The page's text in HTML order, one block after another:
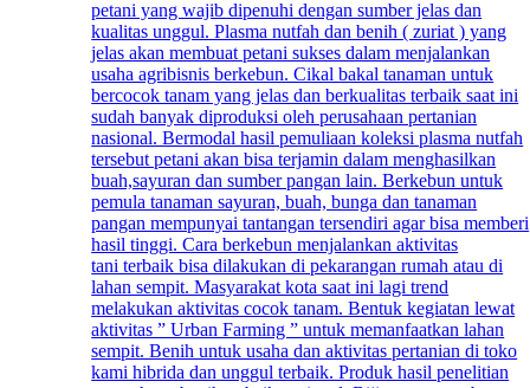
petani yang wajib dipenuhi dengan sumber jelas dan
kualitas unggul. Plasma nutfah dan benih ( zuriat ) yang
jelas akan membuat petani sukses dalam menjalankan
usaha agribisnis berkebun. Cikal bakal tanaman untuk
bercocok tanam yang jelas dan berkualitas terbaik saat ini
sudah banyak diproduksi oleh perusahaan pertanian
nasional. Bermodal hasil pemuliaan koleksi plasma nutfah
tersebut petani akan bisa terjamin dalam menghasilkan
buah,sayuran dan sumber pangan lain. Berkebun untuk
pemula tanaman sayuran, buah, bunga dan tanaman
pangan mempunyai tantangan tersendiri agar bisa memberi
hasil tinggi. Cara berkebun menjalankan aktivitas
tani terbaik bisa dilakukan di pekarangan rumah atau di
lahan sempit. Masyarakat kota saat ini lagi trend
melakukan aktivitas cocok tanam. Bentuk kegiatan lewat
aktivitas ” Urban Farming ” untuk memanfaatkan lahan
sempit. Benih untuk usaha dan aktivitas pertanian di toko
kami hibrida dan unggul terbaik. Produk hasil penelitian